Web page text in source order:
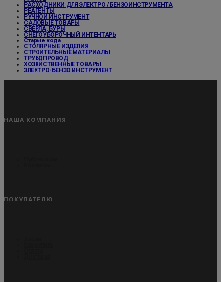
РАСХОДНИКИ ДЛЯ ЭЛЕКТРО / БЕНЗОИНСТРУМЕНТА
РЕАГЕНТЫ
РУЧНОЙ ИНСТРУМЕНТ
САДОВЫЕ ТОВАРЫ
СВЕРЛА, БУРЫ
СНЕГОУБОРОЧНЫЙ ИНТЕНТАРЬ
Старые кода
СТОЛЯРНЫЕ ИЗДЕЛИЯ
СТРОИТЕЛЬНЫЕ МАТЕРИАЛЫ
ТРУБОПРОВОД
ХОЗЯЙСТВЕННЫЕ ТОВАРЫ
ЭЛЕКТРО-БЕНЗО ИНСТРУМЕНТ
НАША КОМПАНИЯ
ПОКУПАТЕЛЮ